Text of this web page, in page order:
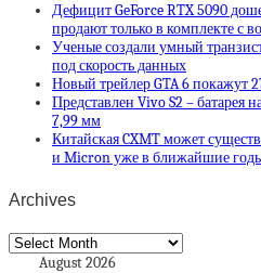
Дефицит GeForce RTX 5090
продают только в комплекте с
Ученые создали умный
под скорость данных
Новый трейлер GTA 6 покажут
Представлен Vivo S2 – батарея
7,99 мм
Китайская CXMT может
и Micron уже в ближайшие
Archives
Archives
August 2026